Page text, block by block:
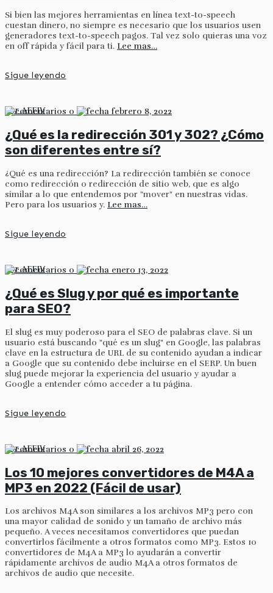
Si bien las mejores herramientas en línea text-to-speech
cuestan dinero, no siempre es necesario que los usuarios usen
generadores text-to-speech pagos. Tal vez solo quieras una voz
en off rápida y fácil para ti. Lee mas…
Sigue leyendo
por AFFIV 0 febrero 8, 2022
¿Qué es la redirección 301 y 302? ¿Cómo
son diferentes entre sí?
¿Qué es una redirección? La redirección también se conoce
como redirección o redirección de sitio web, que es algo
similar a lo que entendemos por "mover" en nuestras vidas.
Pero para los usuarios y. Lee mas…
Sigue leyendo
por AFFIV 0 enero 13, 2022
¿Qué es Slug y por qué es importante
para SEO?
El slug es muy poderoso para el SEO de palabras clave. Si un
usuario está buscando "qué es un slug" en Google, las palabras
clave en la estructura de URL de su contenido ayudan a indicar
a Google que su contenido debe incluirse en el SERP. Un buen
slug puede mejorar la experiencia del usuario y ayudar a
Google a entender cómo acceder a tu página.
Sigue leyendo
por AFFIV 0 abril 26, 2022
Los 10 mejores convertidores de M4A a
MP3 en 2022 (Fácil de usar)
Los archivos M4A son similares a los archivos MP3 pero con
una mayor calidad de sonido y un tamaño de archivo más
pequeño. A veces necesitamos convertidores que puedan
convertirlos fácilmente a otros formatos como MP3. Estos 10
convertidores de M4A a MP3 lo ayudarán a convertir
rápidamente archivos de audio M4A a otros formatos de
archivos de audio que necesite.